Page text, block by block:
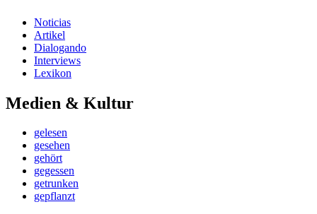
Noticias
Artikel
Dialogando
Interviews
Lexikon
Medien & Kultur
gelesen
gesehen
gehört
gegessen
getrunken
gepflanzt